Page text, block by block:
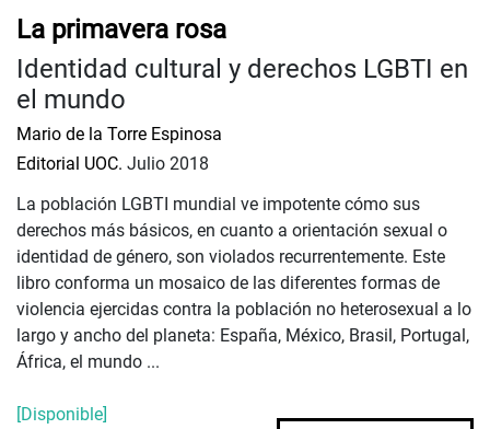
La primavera rosa
Identidad cultural y derechos LGBTI en
el mundo
Mario de la Torre Espinosa
Editorial UOC. Julio 2018
La población LGBTI mundial ve impotente cómo sus
derechos más básicos, en cuanto a orientación sexual o
identidad de género, son violados recurrentemente. Este
libro conforma un mosaico de las diferentes formas de
violencia ejercidas contra la población no heterosexual a lo
largo y ancho del planeta: España, México, Brasil, Portugal,
África, el mundo ...
[Disponible]